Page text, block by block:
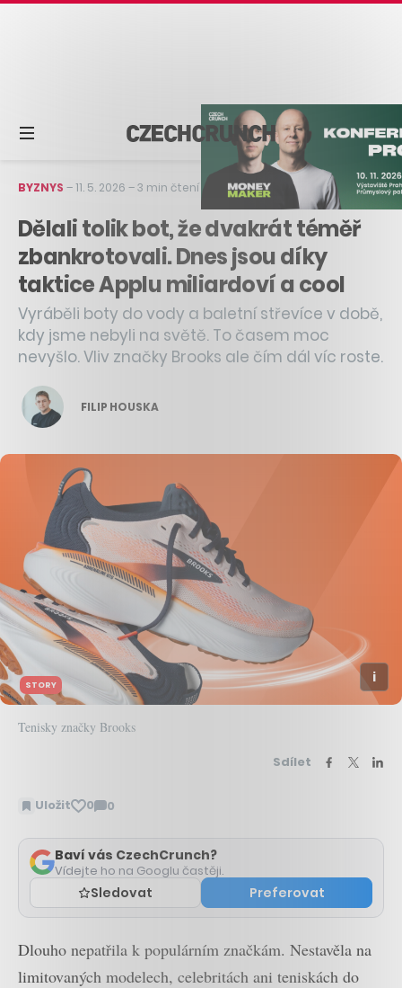
BYZNYS –11. 5. 2026 –3 min čtení
Dělali tolik bot, že dvakrát téměř
zbankrotovali. Dnes jsou díky
taktice Applu miliardoví a cool
Vyráběli boty do vody a baletní střevíce v době,
kdy jsme nebyli na světě. To časem moc
nevyšlo. Vliv značky Brooks ale čím dál víc roste.
FILIP HOUSKA
STORY
Tenisky značky Brooks
Sdílet
Uložit 0 0
Zobrazit
Baví vás CzechCrunch?
Vídejte ho na Googlu častěji.
Sledovat Preferovat
Dlouho nepatřila k populárním značkám. Nestavěla na
limitovaných modelech, celebritách ani teniskách do